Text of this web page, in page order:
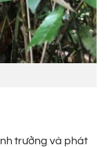
trưởng và phát